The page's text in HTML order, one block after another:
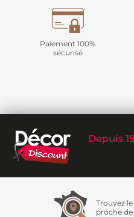
Paiement 100%
sécurisé
Depuis
Trouvez
proche